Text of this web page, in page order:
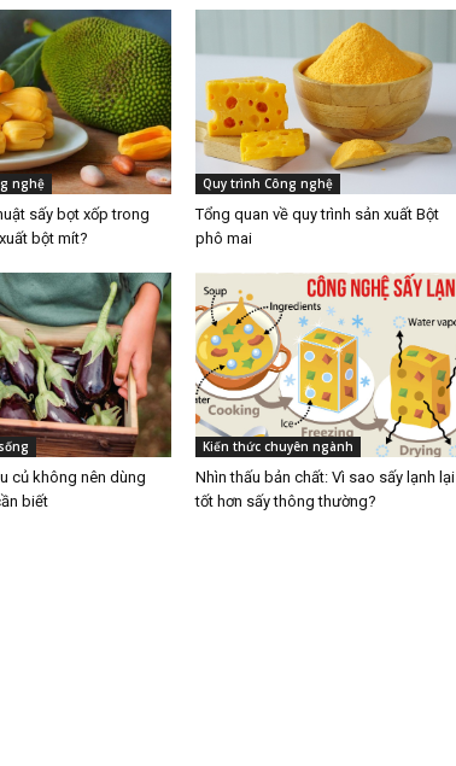
nghệ
sấy bọt xốp trong
bột mít?
Quy trình Công nghệ
Tổng quan về quy trình sản xuất Bột
phô mai
củ không nên dùng
biết
Kiến thức chuyên ngành
Nhìn thấu bản chất: Vì sao sấy lạnh lại
tốt hơn sấy thông thường?